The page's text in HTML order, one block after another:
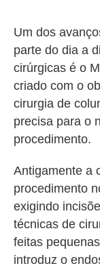
Um dos
parte do dia a
cirúrgicas é o
criado com o
cirurgia de
precisa para o
procedimento.
Antigamente a
procedimento
exigindo
técnicas de
feitas
introduz o